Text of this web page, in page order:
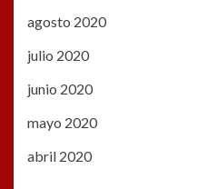
agosto 2020
julio 2020
junio 2020
mayo 2020
abril 2020